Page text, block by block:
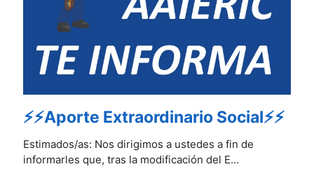
⚡⚡Aporte Extraordinario Social⚡⚡
Estimados/as: Nos dirigimos a ustedes a fin de
informarles que, tras la modificación del E...